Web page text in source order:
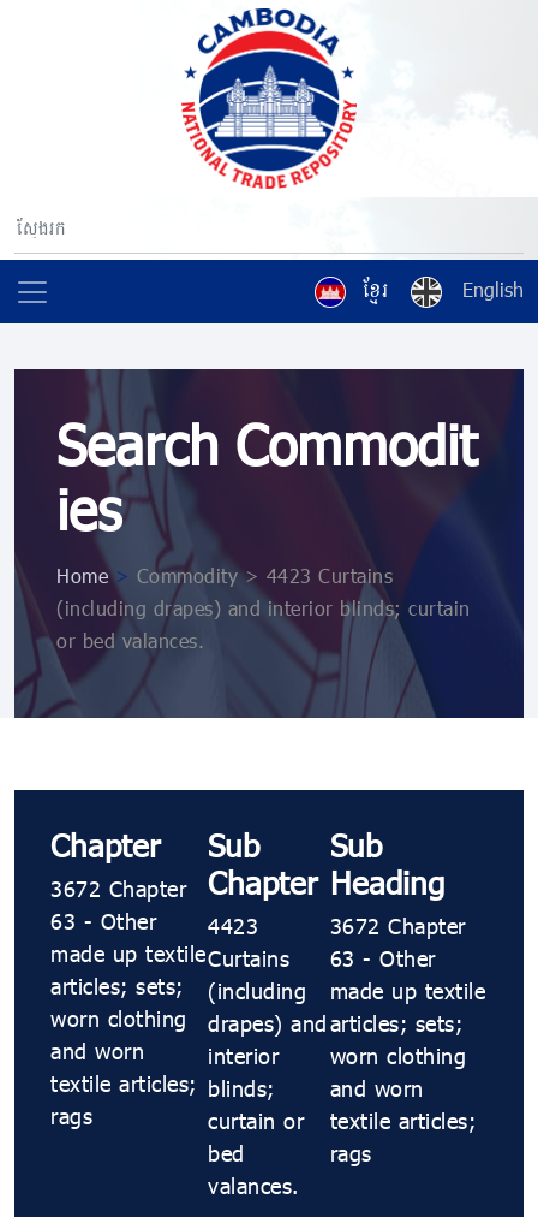
ខ្មែរ English
Search Commodit
ies
Home> Commodity > 4423 Curtains
(including drapes) and interior blinds; curtain
or bed valances.
Chapter
3672 Chapter
63 - Other
made up textile
articles; sets;
worn clothing
and worn
textile articles;
rags
Sub
Chapter
4423
Curtains
(including
drapes) and
interior
blinds;
curtain or
bed
valances.
Sub
Heading
3672 Chapter
63 - Other
made up textile
articles; sets;
worn clothing
and worn
textile articles;
rags